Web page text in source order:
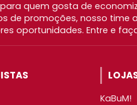
quem gosta de
de promoções, nosso
oportunidades. Entre e
KaBuM!